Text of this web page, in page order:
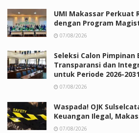
UMI Makassar Perkuat
dengan Program
07/08/2026
Seleksi Calon Pimpinan
Transparansi dan
untuk Periode 2026-2031
07/08/2026
Waspada! OJK
Keuangan Ilegal,
07/08/2026